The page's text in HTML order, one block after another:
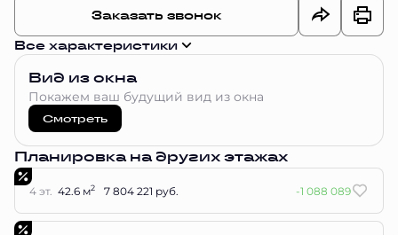
Заказать звонок
Все характеристики
Вид из окна
Покажем ваш будущий вид из окна
Смотреть
Планировка на других этажах
4 эт. 42.6 м2 7 804 221 руб. -1 088 089